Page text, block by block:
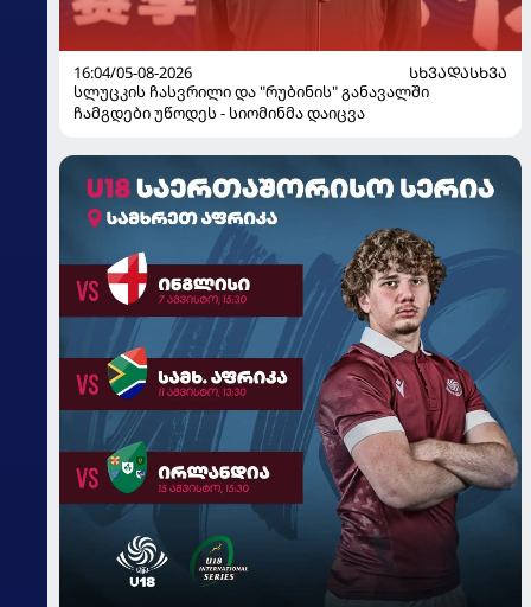
16:04/05-08-2026
ᲡᲮᲕᲐᲓᲐᲡᲮᲕᲐ
სლუცკის ჩასვრილი და "რუბინის" განავალში
ჩამგდები უწოდეს - სიომინმა დაიცვა